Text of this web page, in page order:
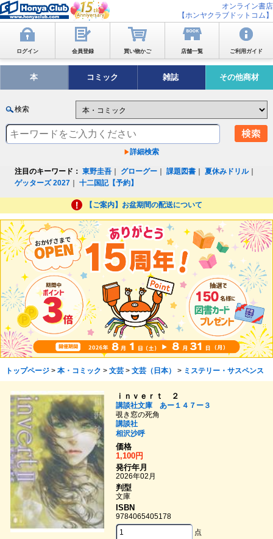
オンライン書店
【ホンヤクラブドットコム】
ログイン 会員登録 買い物かご 店舗一覧 ご利用ガイド
本 コミック 雑誌 その他商材
検索
詳細検索
注目のキーワード： 東野圭吾 グローグー ｜課題図書 ｜夏休みドリル｜
ゲッターズ 2027 ｜十二国記【予約】
【ご案内】お盆期間の配送について
トップページ> 本・コミック > 文芸> 文芸（日本） > ミステリー・サスペンス
ｉｎｖｅｒｔ ２
講談社文庫 あー１４７ー３
覗き窓の死角
講談社
相沢沙呼
価格
1,100円
発行年月
2026年02月
判型
文庫
ISBN
9784065405178
点